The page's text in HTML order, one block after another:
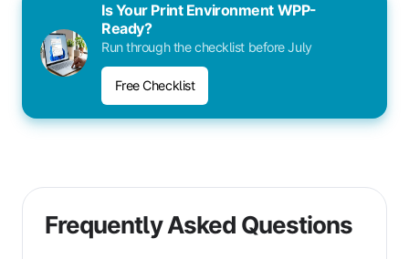
Is Your Print Environment WPP-
Ready?
Run through the checklist before July
Free Checklist
Frequently Asked Questions